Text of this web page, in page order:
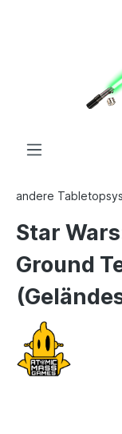
andere
Star
Ground